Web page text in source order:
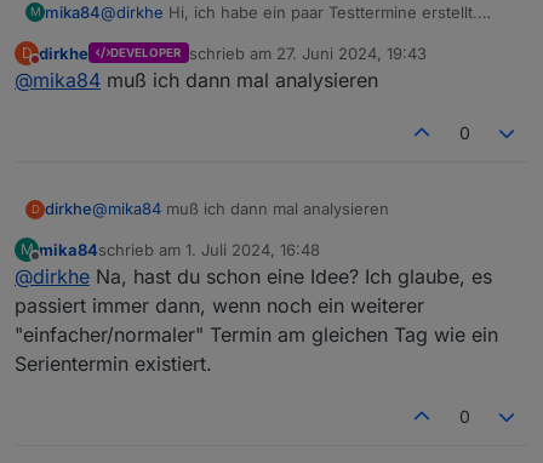
M mika84@dirkhe Hi, ich habe ein paar Testtermine erstellt.
Orchester sind Serientermine (1x wöchentlich). In der
ics sind sie vorhanden. Im "data" Objekt also der json
Hab ich ebenfalls mit angehangen. Damit alles
gedownloaded wird, habe ich ein Event gesetzt. Filter
Serientermin im Kalender habe, geht der Filter da
basic (1).ics
möp.json
D
Nicht stören
dirkhe DEVELOPER schrieb am 27. Juni 2024, 19:43
zuletzt editiert von
@mika84 muß ich dann mal analysieren
0
D dirkhe@mika84 muß ich dann mal analysieren
M
Offline
mika84schrieb am 1. Juli 2024, 16:48
zuletzt editiert von
@dirkhe Na, hast du schon eine Idee? Ich glaube, es
passiert immer dann, wenn noch ein weiterer
"einfacher/normaler" Termin am gleichen Tag wie ein
Serientermin existiert.
0